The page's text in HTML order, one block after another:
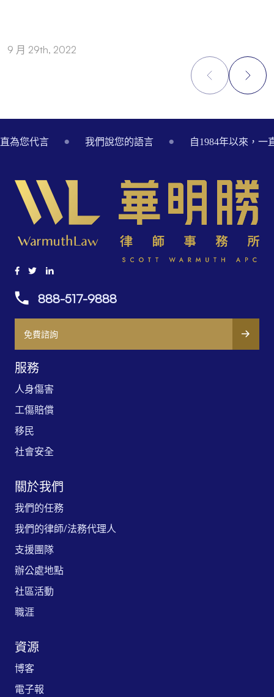
9 月 29th, 2022
為您代言 我們說您的語言 自1984年以來，一
服務
人身傷害
工傷賠償
移民
社會安全
關於我們
我們的任務
我們的律師/法務代理人
支援團隊
辦公處地點
社區活動
職涯
資源
博客
電子報
888-517-9888
免費諮詢